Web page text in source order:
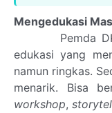
Mengedukasi
Pemda DKI
edukasi yang
namun ringkas.
menarik. Bisa
workshop,